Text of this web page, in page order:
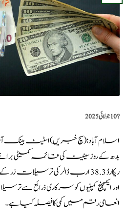
?️10 جولائی 2025
اسلام آباد: (سچ خبریں) اسٹیٹ بینک
بدھ کے روز سینیٹ کی قائمہ کمیٹی
ریکارڈ 38.3 ارب ڈالر کی
اور ایکسچینج کمپنیوں کو سرکاری ذرائع سے
انعامی رقم میں کمی کا فیصلہ کیا ہے۔